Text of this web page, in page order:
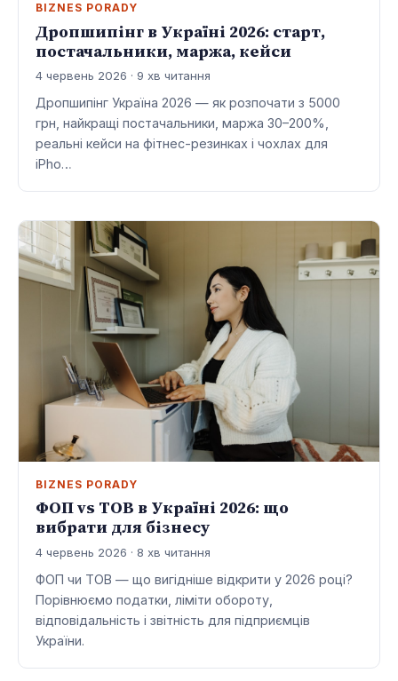
BIZNES PORADY
Дропшипінг в Україні 2026: старт,
постачальники, маржа, кейси
4 червень 2026 · 9 хв читання
Дропшипінг Україна 2026 — як розпочати з 5000
грн, найкращі постачальники, маржа 30–200%,
реальні кейси на фітнес-резинках і чохлах для
iPho…
BIZNES PORADY
ФОП vs ТОВ в Україні 2026: що
вибрати для бізнесу
4 червень 2026 · 8 хв читання
ФОП чи ТОВ — що вигідніше відкрити у 2026 році?
Порівнюємо податки, ліміти обороту,
відповідальність і звітність для підприємців
України.